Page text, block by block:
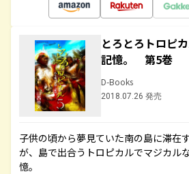
とろとろトロピ
記憶。 第5巻
D-Books
2018.07.26 発売
子供の頃から夢見ていた南の島に滞在
が、島で出合うトロピカルでマジカル
憶。